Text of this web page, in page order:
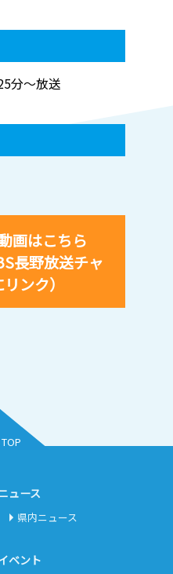
分～放送
画はこちら
長野放送チャ
ンク）
ュース
県内ニュース
ベント